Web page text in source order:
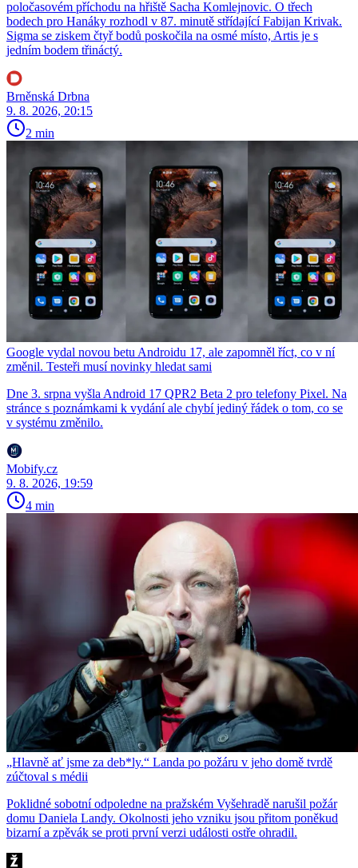
poločasovém příchodu na hřiště Sacha Komlejnovic. O třech
bodech pro Hanáky rozhodl v 87. minutě střídající Fabijan Krivak.
Sigma se ziskem čtyř bodů poskočila na osmé místo, Artis je s
jedním bodem třináctý.
Brněnská Drbna
9. 8. 2026, 20:15
2 min
Google vydal novou betu Androidu 17, ale zapomněl říct, co v ní
změnil. Testeři musí novinky hledat sami
Dne 3. srpna vyšla Android 17 QPR2 Beta 2 pro telefony Pixel. Na
stránce s poznámkami k vydání ale chybí jediný řádek o tom, co se
v systému změnilo.
Mobify.cz
9. 8. 2026, 19:59
4 min
„Hlavně ať jsme za deb*ly.“ Landa po požáru v jeho domě tvrdě
zúčtoval s médii
Poklidné sobotní odpoledne na pražském Vyšehradě narušil požár
domu Daniela Landy. Okolnosti jeho vzniku jsou přitom poněkud
bizarní a zpěvák se proti první verzi události ostře ohradil.